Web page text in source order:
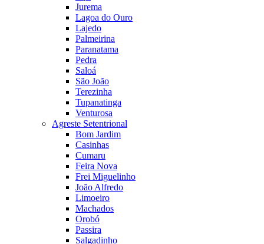
Jurema
Lagoa do Ouro
Lajedo
Palmeirina
Paranatama
Pedra
Saloá
São João
Terezinha
Tupanatinga
Venturosa
Agreste Setentrional
Bom Jardim
Casinhas
Cumaru
Feira Nova
Frei Miguelinho
João Alfredo
Limoeiro
Machados
Orobó
Passira
Salgadinho